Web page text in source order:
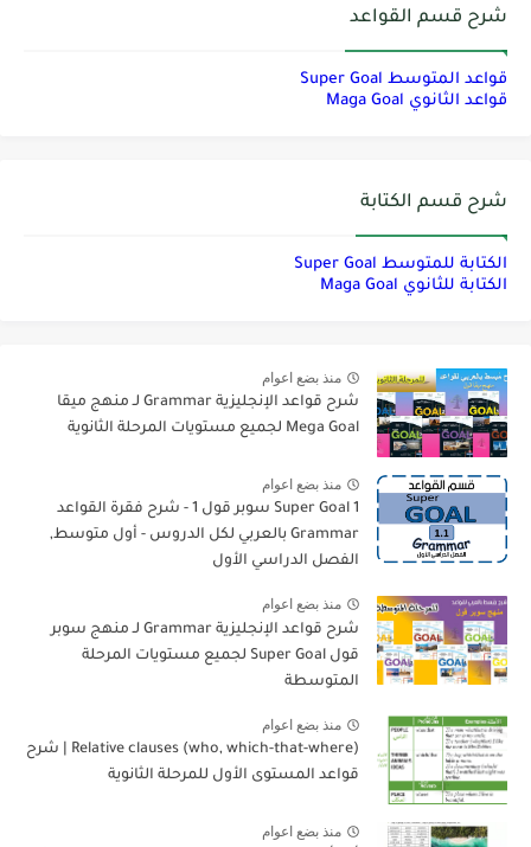
شرح قسم القواعد
قواعد المتوسط Super Goal
قواعد الثانوي Maga Goal
شرح قسم الكتابة
الكتابة للمتوسط Super Goal
الكتابة للثانوي Maga Goal
منذ بضع اعوام
شرح قواعد الإنجليزية Grammar لـ منهج ميقا
Mega Goal لجميع مستويات المرحلة الثانوية
منذ بضع اعوام
Super Goal 1 سوبر قول 1 - شرح فقرة القواعد
Grammar بالعربي لكل الدروس - أول متوسط,
الفصل الدراسي الأول
منذ بضع اعوام
شرح قواعد الإنجليزية Grammar لـ منهج سوبر
قول Super Goal لجميع مستويات المرحلة
المتوسطة
منذ بضع اعوام
Relative clauses (who, which-that-where) | شرح
قواعد المستوى الأول للمرحلة الثانوية
منذ بضع اعوام